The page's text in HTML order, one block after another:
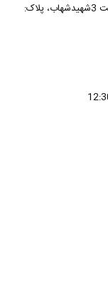
مشیر فاطمی، خیابان سیدجمال الدین اسدآبادی، بن بست 3شهیدشهاب، پلاک: